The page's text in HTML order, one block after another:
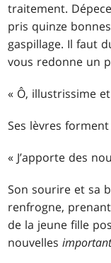
traitement.
pris quinze
gaspillage. Il faut
vous redonne un
« Ô, illustrissime
Ses lèvres
« J’apporte des
Son sourire et sa
renfrogne,
de la jeune fille
nouvelles